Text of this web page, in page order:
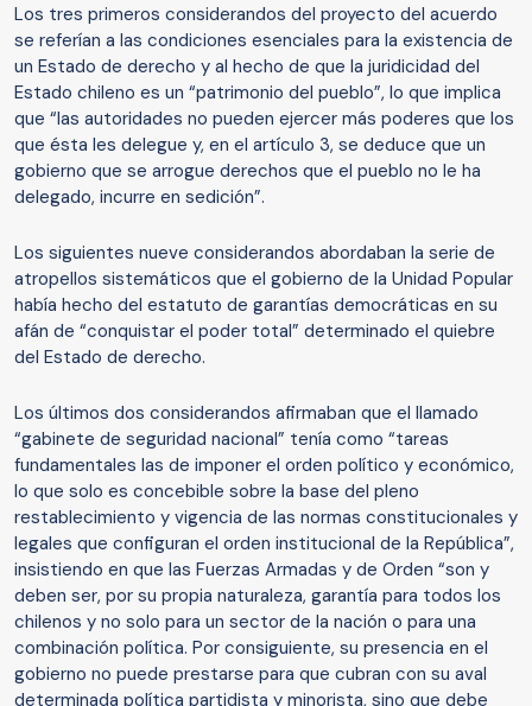
Los tres primeros considerandos del proyecto del acuerdo
se referían a las condiciones esenciales para la existencia de
un Estado de derecho y al hecho de que la juridicidad del
Estado chileno es un “patrimonio del pueblo”, lo que implica
que “las autoridades no pueden ejercer más poderes que los
que ésta les delegue y, en el artículo 3, se deduce que un
gobierno que se arrogue derechos que el pueblo no le ha
delegado, incurre en sedición”.
Los siguientes nueve considerandos abordaban la serie de
atropellos sistemáticos que el gobierno de la Unidad Popular
había hecho del estatuto de garantías democráticas en su
afán de “conquistar el poder total” determinado el quiebre
del Estado de derecho.
Los últimos dos considerandos afirmaban que el llamado
“gabinete de seguridad nacional” tenía como “tareas
fundamentales las de imponer el orden político y económico,
lo que solo es concebible sobre la base del pleno
restablecimiento y vigencia de las normas constitucionales y
legales que configuran el orden institucional de la República”,
insistiendo en que las Fuerzas Armadas y de Orden “son y
deben ser, por su propia naturaleza, garantía para todos los
chilenos y no solo para un sector de la nación o para una
combinación política. Por consiguiente, su presencia en el
gobierno no puede prestarse para que cubran con su aval
determinada política partidista y minorista, sino que debe